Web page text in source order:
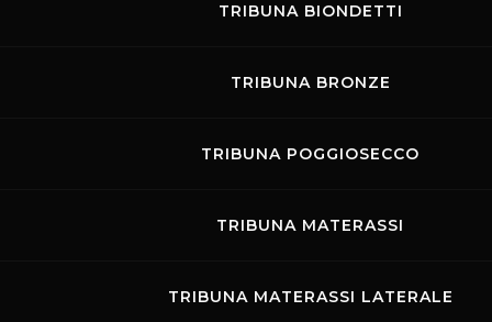
TRIBUNA BIONDETTI
TRIBUNA BRONZE
TRIBUNA POGGIOSECCO
TRIBUNA MATERASSI
TRIBUNA MATERASSI LATERALE
Codice di Condotta
Cookie policy
funzionano